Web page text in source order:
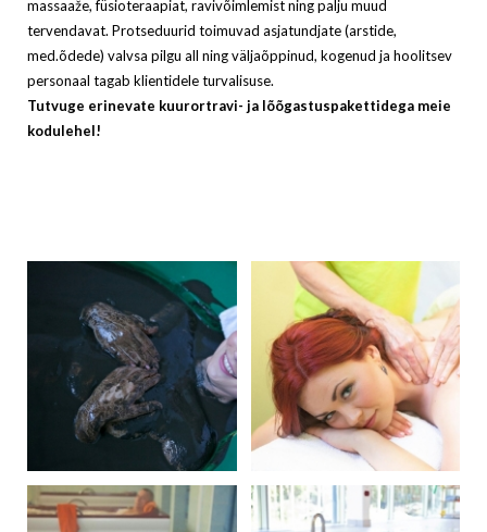
massaaže, füsioteraapiat, ravivõimlemist ning palju muud
tervendavat. Protseduurid toimuvad asjatundjate (arstide,
med.õdede) valvsa pilgu all ning väljaõppinud, kogenud ja hoolitsev
personaal tagab klientidele turvalisuse.
Tutvuge erinevate kuurortravi- ja lõõgastuspakettidega meie
kodulehel!